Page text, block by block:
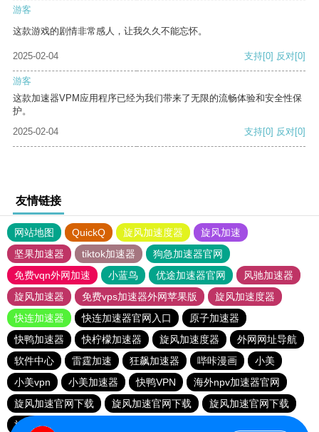
游客
这款游戏的剧情非常感人，让我久久不能忘怀。
2025-02-04 支持[0] 反对[0]
游客
这款加速器VPM应用程序已经为我们带来了无限的流畅体验和安全性保
护。
2025-02-04
支持[0] 反对[0]
友情链接
网站地图 QuickQ 旋风加速度器
旋风加速
坚果加速器
tiktok加速器
狗急加速器官网
免费vqn外网加速
小蓝鸟 优途加速器官网
风驰加速器
旋风加速器
免费vps加速器外网苹果版
旋风加速度器
快连加速器
快连加速器官网入口
原子加速器
快鸭加速器
快柠檬加速器 旋风加速度器
外网网址导航
软件中心
雷霆加速 狂飙加速器 哔咔漫画
小美
小美vpn
小美加速器 快鸭VPN
海外npv加速器官网
旋风加速官网下载
旋风加速官网下载
旋风加速官网下载
旋风加速官网下载